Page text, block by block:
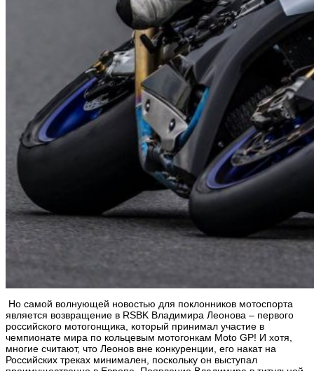
Но самой волнующей новостью для поклонников мотоспорта
является возвращение в RSBK Владимира Леонова – первого
российского мотогонщика, который принимал участие в
чемпионате мира по кольцевым мотогонкам Moto GP! И хотя,
многие считают, что Леонов вне конкуренции, его накат на
Российских треках минимален, поскольку он выступал